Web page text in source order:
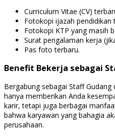
Curriculum Vitae (CV)
Fotokopi ijazah pendidikan
Fotokopi KTP yang masih
Surat pengalaman kerja
Pas foto terbaru.
Benefit Bekerja sebagai
Bergabung sebagai Staff
hanya memberikan Anda
karir, tetapi juga berbagai
bahwa karyawan yang bahagia
perusahaan.